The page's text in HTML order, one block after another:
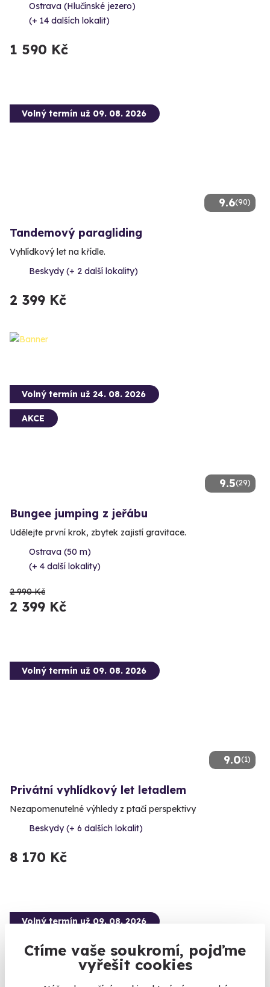
Ctíme vaše soukromí, pojďme
vyřešit cookies
Ostrava (Hlučínské jezero)
(+ 14 dalších lokalit)
1 590 Kč
9.6(90)
Volný termín už 09. 08. 2026
Tandemový paragliding
Vyhlídkový let na křídle.
Beskydy (+ 2 další lokality)
2 399 Kč
9.5(29)
Volný termín už 24. 08. 2026
AKCE
Bungee jumping z jeřábu
Udělejte první krok, zbytek zajistí gravitace.
Ostrava (50 m)
(+ 4 další lokality)
2 990 Kč
2 399 Kč
9.0(1)
Volný termín už 09. 08. 2026
Privátní vyhlídkový let letadlem
Nezapomenutelné výhledy z ptačí perspektivy
Beskydy (+ 6 dalších lokalit)
8 170 Kč
Volný termín už 09. 08. 2026